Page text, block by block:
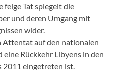
feige Tat spiegelt die
und deren Umgang mit
wider.
Attentat auf den nationalen
Rückkehr Libyens in den
2011 eingetreten ist.